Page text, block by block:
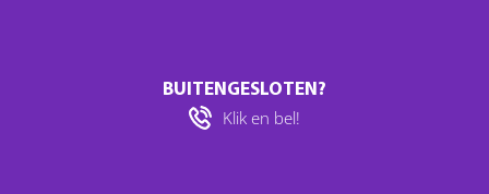
BUITENGESLOTEN?
Klik en bel!